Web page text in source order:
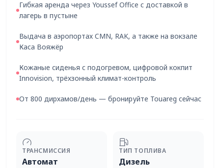
Гибкая аренда через Youssef Office с доставкой в
лагерь в пустыне
Выдача в аэропортах CMN, RAK, а также на вокзале
Каса Вояжёр
Кожаные сиденья с подогревом, цифровой кокпит
Innovision, трёхзонный климат-контроль
От 800 дирхамов/день — бронируйте Touareg сейчас
ТРАНСМИССИЯ
Автомат
ТИП ТОПЛИВА
Дизель